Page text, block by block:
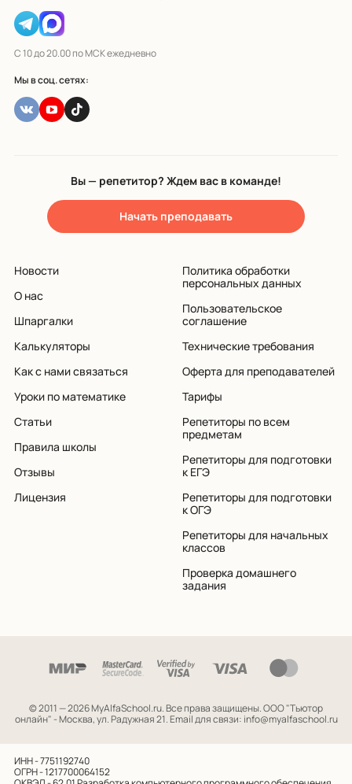
С 10 до 20.00 по МСК ежедневно
Мы в соц. сетях:
Вы — репетитор? Ждем вас в команде!
Начать преподавать
Новости
О нас
Шпаргалки
Калькуляторы
Как с нами связаться
Уроки по математике
Статьи
Правила школы
Отзывы
Лицензия
Политика обработки
персональных данных
Пользовательское
соглашение
Технические требования
Оферта для преподавателей
Тарифы
Репетиторы по всем
предметам
Репетиторы для подготовки
к ЕГЭ
Репетиторы для подготовки
к ОГЭ
Репетиторы для начальных
классов
Проверка домашнего
задания
© 2011 — 2026 MyAlfaSchool.ru. Все права защищены.ООО "Тьютор
онлайн" - Москва, ул. Радужная 21. Email для связи: info@myalfaschool.ru
ИНН - 7751192740
ОГРН - 1217700064152